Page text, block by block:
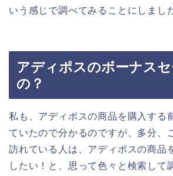
いう感じで調べてみることにしまし
アディポスのボーナス
の？
私も、アディポスの商品を購入する
ていたので分かるのですが、多分、
訪れている人は、アディポスの商品
したい！と、思って色々と検索して